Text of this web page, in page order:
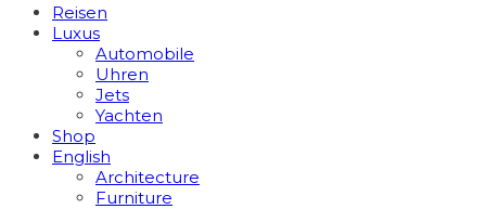
Reisen
Luxus
Automobile
Uhren
Jets
Yachten
Shop
English
Architecture
Furniture